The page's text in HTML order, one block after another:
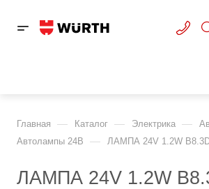
Главная — Каталог — Электрика —
Автолампы 24В — ЛАМПА 24V 1.2W
ЛАМПА 24V 1.2W